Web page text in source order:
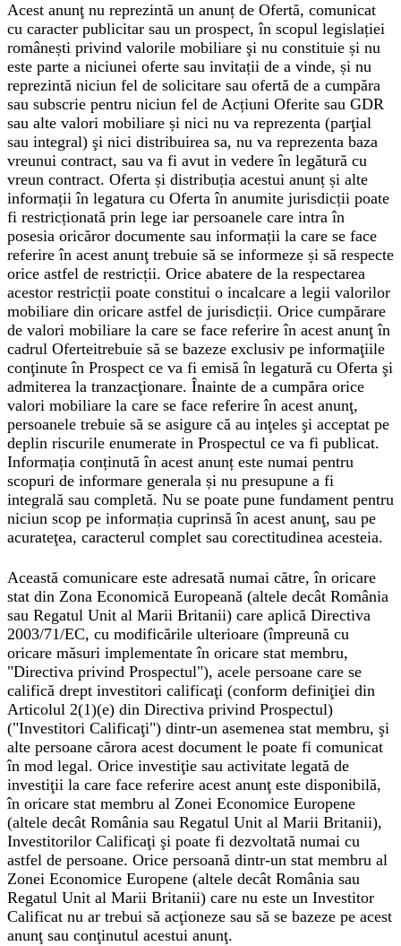
Acest anunţ nu reprezintă un anunț de Ofertă, comunicat
cu caracter publicitar sau un prospect, în scopul legislației
românești privind valorile mobiliare şi nu constituie și nu
este parte a niciunei oferte sau invitații de a vinde, și nu
reprezintă niciun fel de solicitare sau ofertă de a cumpăra
sau subscrie pentru niciun fel de Acțiuni Oferite sau GDR
sau alte valori mobiliare și nici nu va reprezenta (parţial
sau integral) şi nici distribuirea sa, nu va reprezenta baza
vreunui contract, sau va fi avut in vedere în legătură cu
vreun contract. Oferta și distribuția acestui anunț și alte
informații în legatura cu Oferta în anumite jurisdicții poate
fi restricționată prin lege iar persoanele care intra în
posesia oricăror documente sau informații la care se face
referire în acest anunţ trebuie să se informeze și să respecte
orice astfel de restricții. Orice abatere de la respectarea
acestor restricții poate constitui o incalcare a legii valorilor
mobiliare din oricare astfel de jurisdicții. Orice cumpărare
de valori mobiliare la care se face referire în acest anunţ în
cadrul Oferteitrebuie să se bazeze exclusiv pe informaţiile
conţinute în Prospect ce va fi emisă în legatură cu Oferta şi
admiterea la tranzacţionare. Înainte de a cumpăra orice
valori mobiliare la care se face referire în acest anunţ,
persoanele trebuie să se asigure că au inţeles şi acceptat pe
deplin riscurile enumerate in Prospectul ce va fi publicat.
Informația conținută în acest anunț este numai pentru
scopuri de informare generala și nu presupune a fi
integrală sau completă. Nu se poate pune fundament pentru
niciun scop pe informația cuprinsă în acest anunţ, sau pe
acurateţea, caracterul complet sau corectitudinea acesteia.
Această comunicare este adresată numai către, în oricare
stat din Zona Economică Europeană (altele decât România
sau Regatul Unit al Marii Britanii) care aplică Directiva
2003/71/EC, cu modificările ulterioare (împreună cu
oricare măsuri implementate în oricare stat membru,
"Directiva privind Prospectul"), acele persoane care se
califică drept investitori calificaţi (conform definiţiei din
Articolul 2(1)(e) din Directiva privind Prospectul)
("Investitori Calificaţi") dintr-un asemenea stat membru, şi
alte persoane cărora acest document le poate fi comunicat
în mod legal. Orice investiţie sau activitate legată de
investiţii la care face referire acest anunţ este disponibilă,
în oricare stat membru al Zonei Economice Europene
(altele decât România sau Regatul Unit al Marii Britanii),
Investitorilor Calificaţi şi poate fi dezvoltată numai cu
astfel de persoane. Orice persoană dintr-un stat membru al
Zonei Economice Europene (altele decât România sau
Regatul Unit al Marii Britanii) care nu este un Investitor
Calificat nu ar trebui să acţioneze sau să se bazeze pe acest
anunţ sau conţinutul acestui anunţ.